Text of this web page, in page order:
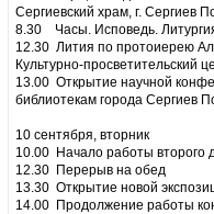
Сергиевский храм, г. Сергиев
8.30 Часы. Исповедь.
12.30 Лития по протоиерею
Культурно-просветительский
13.00 Открытие научной
библиотекам города Сергиев
10 сентября, вторник
10.00 Начало работы второго
12.30 Перерыв на обед
13.30 Открытие новой
14.00 Продолжение работы